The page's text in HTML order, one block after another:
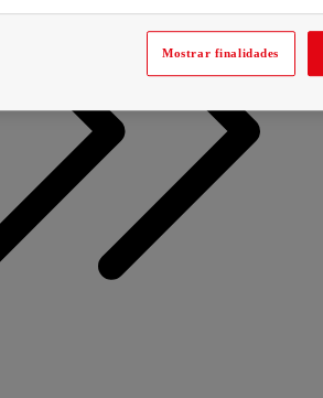
Mostrar finalidades